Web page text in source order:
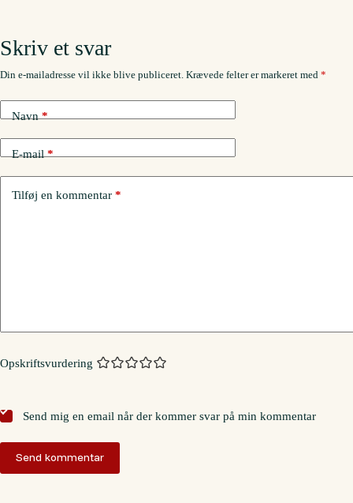
Skriv et svar
Din e-mailadresse vil ikke blive publiceret. Krævede felter er markeret med *
Navn*
E-mail*
Tilføj en kommentar *
Opskriftsvurdering
Send mig en email når der kommer svar på min kommentar
Send kommentar